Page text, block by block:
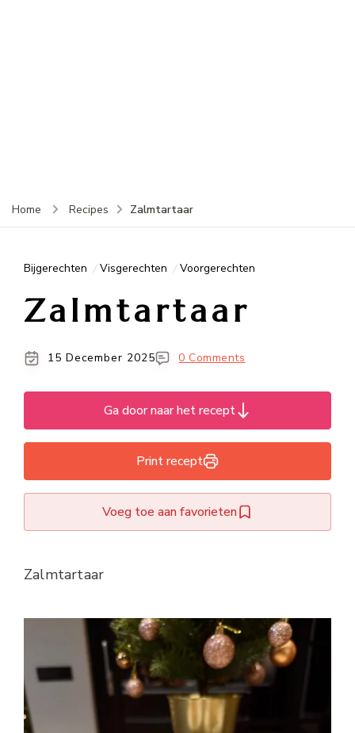
Home Recipes Zalmtartaar
Bijgerechten Visgerechten Voorgerechten
Zalmtartaar
15 December 2025 0 Comments
Ga door naar het recept
Print recept
Voeg toe aan favorieten
Zalmtartaar